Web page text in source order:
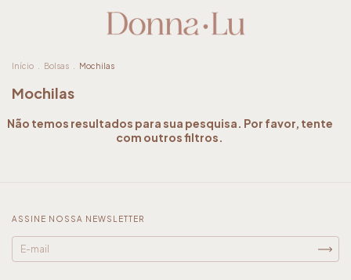
Início Bolsas Mochilas
Mochilas
Não temos resultados para sua pesquisa. Por favor, tente
com outros filtros.
ASSINE NOSSA NEWSLETTER